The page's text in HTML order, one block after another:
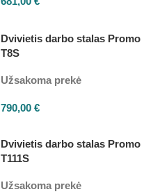
Dvivietis darbo stalas Promo
T8S
Užsakoma prekė
790,00 €
Dvivietis darbo stalas Promo
T111S
Užsakoma prekė